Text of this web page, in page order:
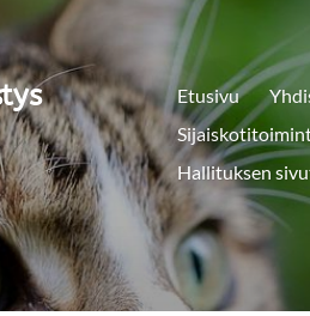
Etusivu
Hallituksen